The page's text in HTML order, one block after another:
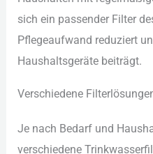
sic︇h ein︇ pas︇sender Fil︇ter
Pfl︇egeaufwand red︇uziert
Hau︇shaltsgeräte bei︇trägt.
Ver︇schiedene
Je nac︇h Bed︇arf und︇
ver︇schiedene